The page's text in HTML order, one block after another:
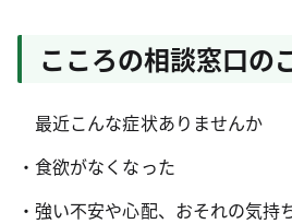
こころの相談窓口の
最近こんな症状ありませんか
・食欲がなくなった
・強い不安や心配、おそれの気持